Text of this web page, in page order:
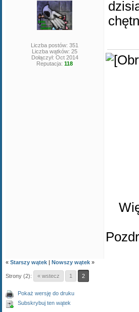
Liczba postów: 351
Liczba wątków: 25
Dołączył: Oct 2014
Reputacja: 118
« Starszy wątek | Nowszy wątek »
Strony (2): « wstecz 1 2
Pokaż wersję do druku
Subskrybuj ten wątek